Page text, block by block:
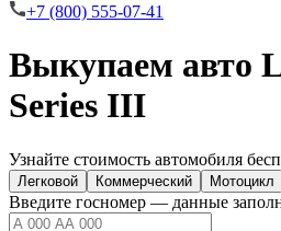
+7 (800) 555-07-41
Выкупаем авто
Series III
Узнайте стоимость автомобиля
Легковой Коммерческий Мотоцикл
Введите госномер — данные